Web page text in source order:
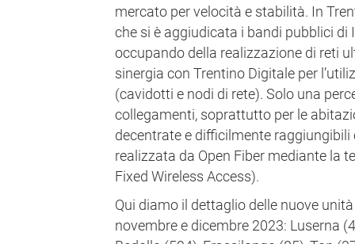
mercato per velocità e stabilità. In
che si è aggiudicata i bandi pubblici di
occupando della realizzazione di reti
sinergia con Trentino Digitale per
(cavidotti e nodi di rete). Solo una
collegamenti, soprattutto per le
decentrate e difficilmente
realizzata da Open Fiber mediante la
Fixed Wireless Access).
Qui diamo il dettaglio delle nuove
novembre e dicembre 2023: Luserna